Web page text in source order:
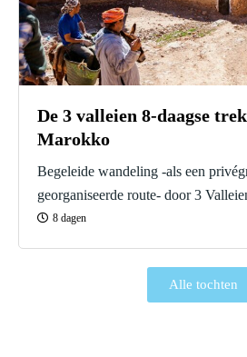
De 3 valleien 8-daagse
Marokko
Begeleide wandeling -als een
georganiseerde route- door 3
Arous-vallei en Tassaout-vallei.
en geniet van de warme gastvrijheid
8 dagen
Alle tochten